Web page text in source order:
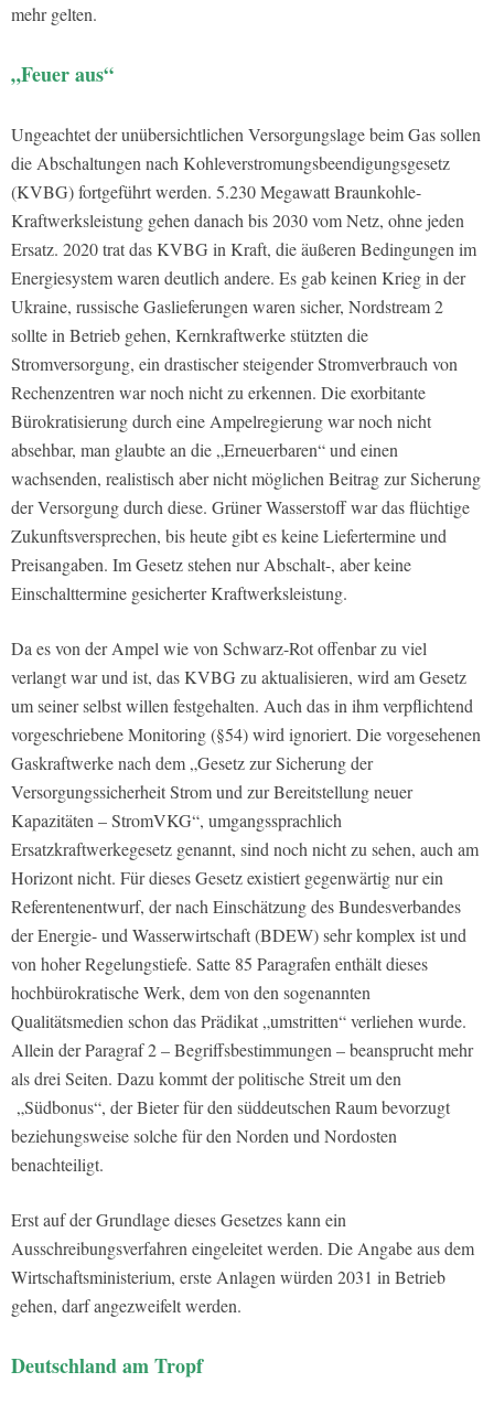
mehr gelten.
„Feuer aus“
Ungeachtet der unübersichtlichen Versorgungslage beim Gas sollen
die Abschaltungen nach Kohleverstromungsbeendigungsgesetz
(KVBG) fortgeführt werden. 5.230 Megawatt Braunkohle-
Kraftwerksleistung gehen danach bis 2030 vom Netz, ohne jeden
Ersatz. 2020 trat das KVBG in Kraft, die äußeren Bedingungen im
Energiesystem waren deutlich andere. Es gab keinen Krieg in der
Ukraine, russische Gaslieferungen waren sicher, Nordstream 2
sollte in Betrieb gehen, Kernkraftwerke stützten die
Stromversorgung, ein drastischer steigender Stromverbrauch von
Rechenzentren war noch nicht zu erkennen. Die exorbitante
Bürokratisierung durch eine Ampelregierung war noch nicht
absehbar, man glaubte an die „Erneuerbaren“ und einen
wachsenden, realistisch aber nicht möglichen Beitrag zur Sicherung
der Versorgung durch diese. Grüner Wasserstoff war das flüchtige
Zukunftsversprechen, bis heute gibt es keine Liefertermine und
Preisangaben. Im Gesetz stehen nur Abschalt-, aber keine
Einschalttermine gesicherter Kraftwerksleistung.
Da es von der Ampel wie von Schwarz-Rot offenbar zu viel
verlangt war und ist, das KVBG zu aktualisieren, wird am Gesetz
um seiner selbst willen festgehalten. Auch das in ihm verpflichtend
vorgeschriebene Monitoring (§54) wird ignoriert. Die vorgesehenen
Gaskraftwerke nach dem „Gesetz zur Sicherung der
Versorgungssicherheit Strom und zur Bereitstellung neuer
Kapazitäten – StromVKG“, umgangssprachlich
Ersatzkraftwerkegesetz genannt, sind noch nicht zu sehen, auch am
Horizont nicht. Für dieses Gesetz existiert gegenwärtig nur ein
Referentenentwurf, der nach Einschätzung des Bundesverbandes
der Energie- und Wasserwirtschaft (BDEW) sehr komplex ist und
von hoher Regelungstiefe. Satte 85 Paragrafen enthält dieses
hochbürokratische Werk, dem von den sogenannten
Qualitätsmedien schon das Prädikat „umstritten“ verliehen wurde.
Allein der Paragraf 2 – Begriffsbestimmungen – beansprucht mehr
als drei Seiten. Dazu kommt der politische Streit um den
„Südbonus“, der Bieter für den süddeutschen Raum bevorzugt
beziehungsweise solche für den Norden und Nordosten
benachteiligt.
Erst auf der Grundlage dieses Gesetzes kann ein
Ausschreibungsverfahren eingeleitet werden. Die Angabe aus dem
Wirtschaftsministerium, erste Anlagen würden 2031 in Betrieb
gehen, darf angezweifelt werden.
Deutschland am Tropf